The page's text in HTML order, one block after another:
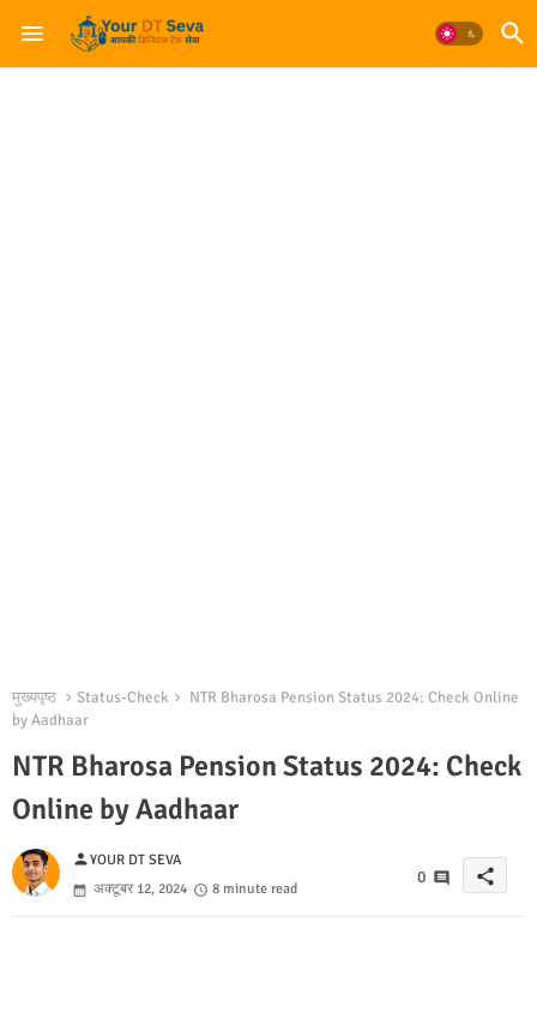
मुख्यपृष्ठ Status-Check
NTR Bharosa Pension Status 2024: Check Online
by Aadhaar
NTR Bharosa Pension Status 2024: Check
Online by Aadhaar
personYOUR DT SEVA
अक्टूबर 12, 2024
8 minute read
0 share